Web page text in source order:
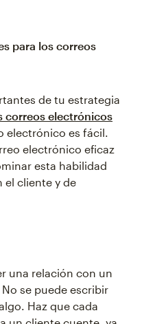
para los correos
de tu estrategia
correos electrónicos
electrónico es fácil.
electrónico eficaz
esta habilidad
el cliente y de
una relación con un
se puede escribir
Haz que cada